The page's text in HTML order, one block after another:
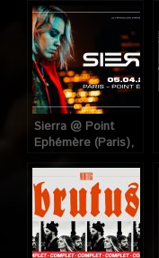
Cirque Electrique
(Paris), le 17
Novembre 2016
Sierra @ Point
Ephémère (Paris),